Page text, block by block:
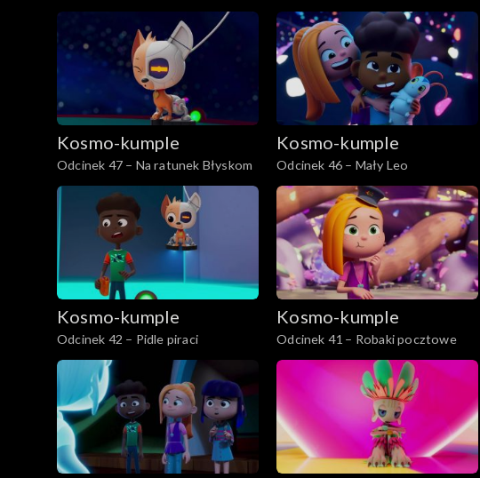
Kosmo-kumple
Odcinek 47 – Na ratunek Błyskom
Kosmo-kumple
Odcinek 46 – Mały Leo
Kosmo-kumple
Odcinek 42 – Pidle piraci
Kosmo-kumple
Odcinek 41 – Robaki pocztowe